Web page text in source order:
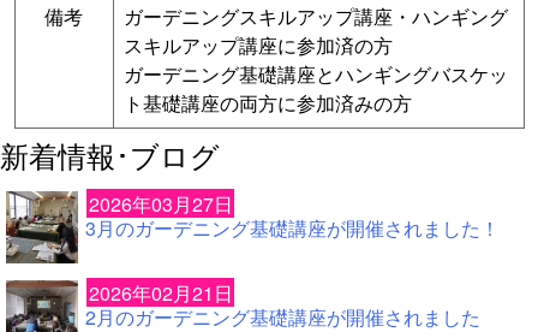
備考
ガーデニングスキルアップ講座・ハンギング
スキルアップ講座に参加済の方
ガーデニング基礎講座とハンギングバスケッ
ト基礎講座の両方に参加済みの方
新着情報･ブログ
2026年03月27日
3月のガーデニング基礎講座が開催されました！
2026年02月21日
2月のガーデニング基礎講座が開催されました